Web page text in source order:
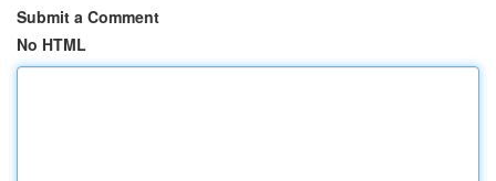
Submit a Comment
No HTML